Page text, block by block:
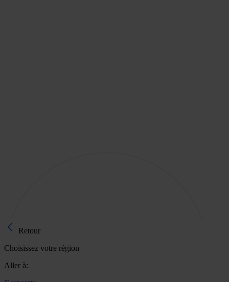
Retour
Choisissez votre région
Aller à: